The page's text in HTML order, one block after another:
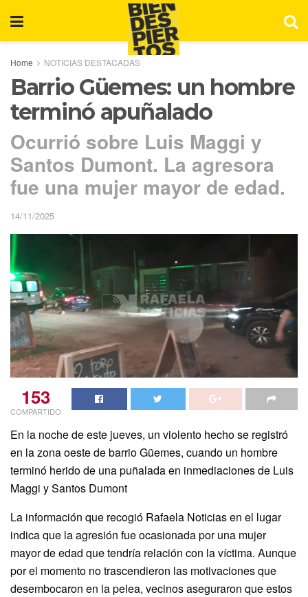
Home NOTICIAS DESTACADAS
Barrio Güemes: un hombre
terminó apuñalado
Ocurrió sobre Luis Maggi y
Santos Dumont. La agresora
fue una mujer mayor de edad.
14/11/2025
153
COMPARTIDO
En la noche de este jueves, un violento hecho se registró
en la zona oeste de barrio Güemes, cuando un hombre
terminó herido de una puñalada en inmediaciones de Luis
Maggi y Santos Dumont
La información que recogió Rafaela Noticias en el lugar
indica que la agresión fue ocasionada por una mujer
mayor de edad que tendría relación con la víctima. Aunque
por el momento no trascendieron las motivaciones que
desembocaron en la pelea, vecinos aseguraron que estos